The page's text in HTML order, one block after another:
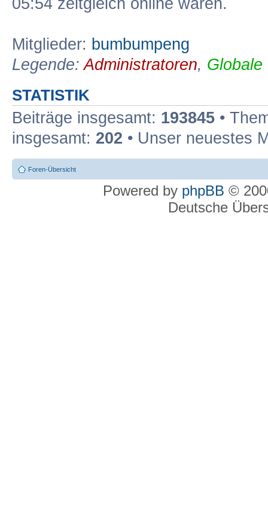
05:54 zeitgleich online waren.
Mitglieder: bumbumpeng
Legende:Administratoren, Globale
STATISTIK
Beiträge insgesamt: 193845 •
insgesamt: 202 • Unser neuestes
Foren-Übersicht
Powered by phpBB ©
Deutsche